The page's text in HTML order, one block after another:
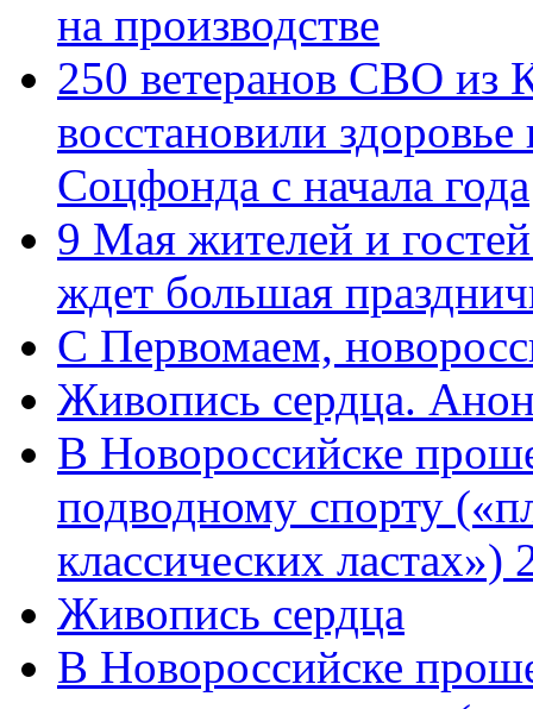
на производстве
250 ветеранов СВО из
восстановили
Соцфонда с начала года
9 Мая жителей и
ждет большая
C Первомаем,
Живопись сердца.
В Новороссийске
подводному спорту
классических
Живопись сердца
В Новороссийске